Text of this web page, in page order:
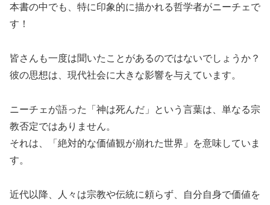
本書の中でも、特に印象的に描かれる哲学者がニーチェで
す！
皆さんも一度は聞いたことがあるのではないでしょうか？
彼の思想は、現代社会に大きな影響を与えています。
ニーチェが語った「神は死んだ」という言葉は、単なる宗
教否定ではありません。
それは、「絶対的な価値観が崩れた世界」を意味していま
す。
近代以降、人々は宗教や伝統に頼らず、自分自身で価値を